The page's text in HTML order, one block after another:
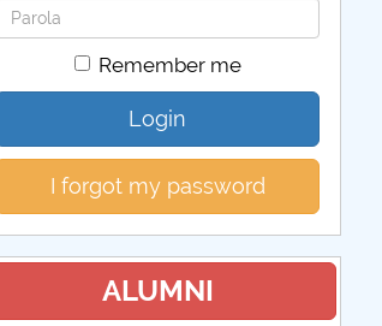
Password
Remember me
Login
I forgot my password
ALUMNI